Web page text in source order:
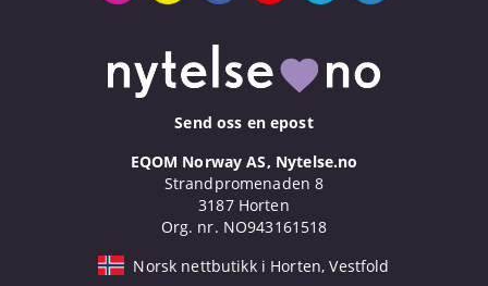
Send oss en epost
EQOM Norway AS, Nytelse.no
Strandpromenaden 8
3187 Horten
Org. nr. NO943161518
Norsk nettbutikk i Horten, Vestfold